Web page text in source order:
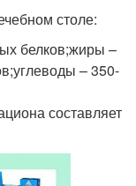
столе:
белков;жиры –
– 350-
составляет